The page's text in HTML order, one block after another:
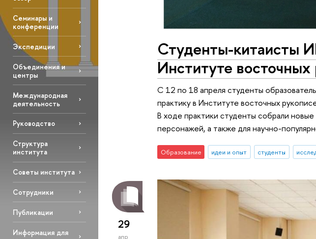
Семинары и
конференции
Экспедиции
Объединения и
центры
Международная
деятельность
Руководство
Структура
института
Советы института
Сотрудники
Публикации
Информация для
Студенты-китаисты
Институте
С 12 по 18 апреля студенты
практику в Институте восточных
В ходе практики студенты собрали
персонажей, а также для научно-
Образование идеи и опыт студенты
29
апр